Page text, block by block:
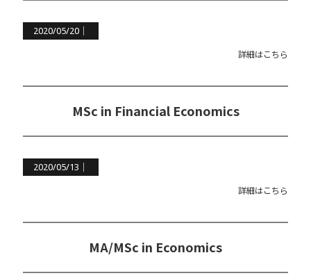
2020/05/20｜
詳細はこちら
MSc in Financial Economics
2020/05/13｜
詳細はこちら
MA/MSc in Economics